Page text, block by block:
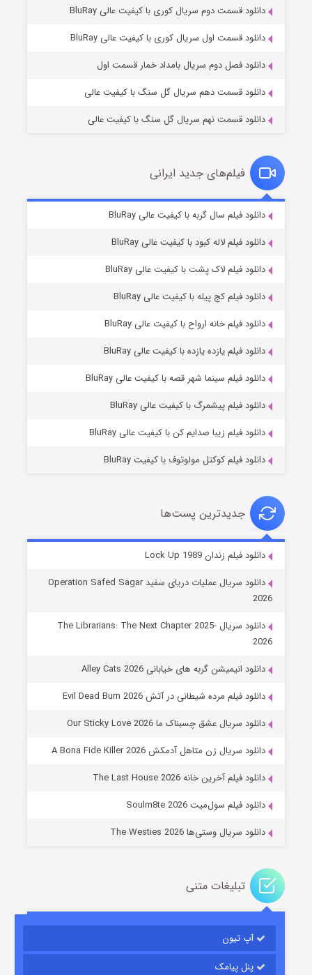
وستی ها
قسمت۱ (زیرنویس) منتشر شد
قسمت۶ (زیرنویس) منتشر شد
شوهر
عملیات آپارتمان
قسمت۲ (زیرنویس) منتشر شد
مردگان متحرک: شهر مرده ۳
دانلود قسمت دوم سریال کوری با کیفیت عالی BluRay
دانلود قسمت اول سریال کوری با کیفیت عالی BluRay
دانلود فصل دوم سریال بامداد خمار قسمت اول
دانلود قسمت دهم سریال گل سنگ با کیفیت عالی
دانلود قسمت نهم سریال گل سنگ با کیفیت عالی
فیلم‌های جدید ایرانی
دانلود فیلم سال گربه با کیفیت عالی BluRay
دانلود فیلم لاله کبود با کیفیت عالی BluRay
دانلود فیلم لاک پشت با کیفیت عالی BluRay
دانلود فیلم کج‌ پیله با کیفیت عالی BluRay
دانلود فیلم خانه ارواح با کیفیت عالی BluRay
دانلود فیلم یازده یازده با کیفیت عالی BluRay
دانلود فیلم سینما شهر قصه با کیفیت عالی BluRay
دانلود فیلم پیشمرگ با کیفیت عالی BluRay
دانلود فیلم زیبا صدایم کن با کیفیت عالی BluRay
دانلود فیلم کوکتل مولوتوف با کیفیت BluRay
جدیدترین پست‌ها
دانلود فیلم زندان Lock Up 1989
دانلود سریال عملیات دریای سفید Operation Safed Sagar
2026
دانلود سریال The Librarians: The Next Chapter 2025-
2026
دانلود انیمیشن گربه های خیابانی Alley Cats 2026
دانلود فیلم مرده شیطانی در آتش Evil Dead Burn 2026
دانلود سریال عشق چسبناک ما Our Sticky Love 2026
دانلود سریال زن متاهل آدمکش A Bona Fide Killer 2026
دانلود فیلم آخرین خانه The Last House 2026
دانلود فیلم سول‌میت Soulm8te 2026
دانلود سریال وستی‌ها The Westies 2026
تبلیغات متنی
آپ تیون
پنل پیامک